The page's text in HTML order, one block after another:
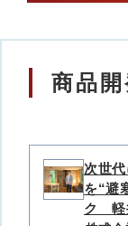
商品
次世
を“避
ク 軽